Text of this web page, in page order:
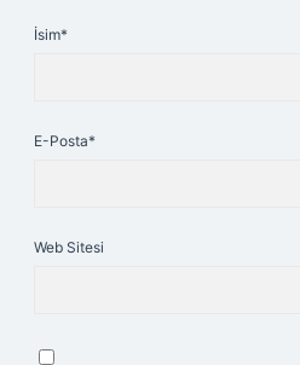
İsim*
E-Posta*
Web Sitesi